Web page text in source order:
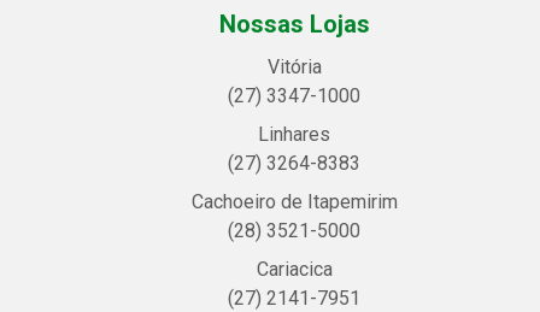
Nossas Lojas
Vitória
(27) 3347-1000
Linhares
(27) 3264-8383
Cachoeiro de Itapemirim
(28) 3521-5000
Cariacica
(27) 2141-7951